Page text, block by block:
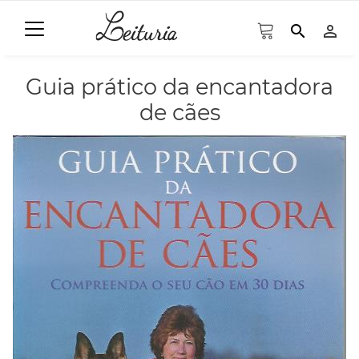
search person_outline
Guia prático da encantadora
de cães